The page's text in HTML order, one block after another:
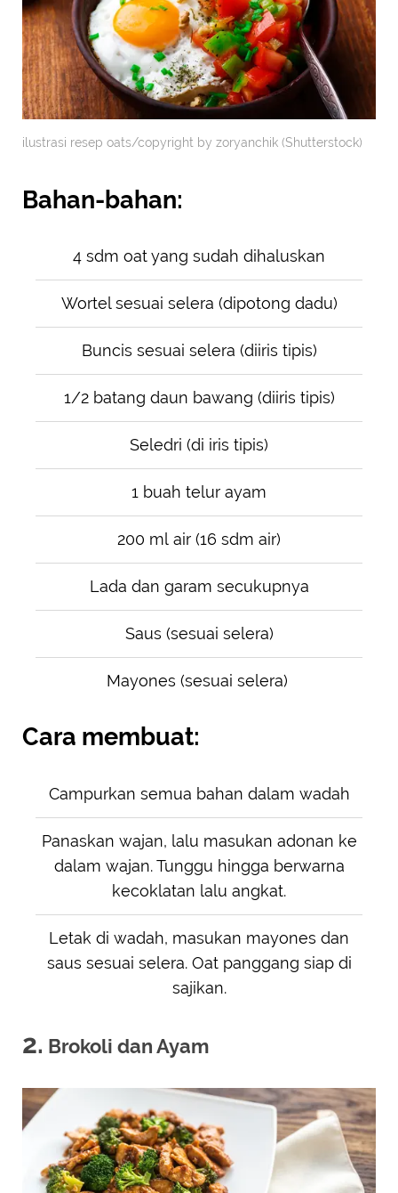
ilustrasi resep oats/copyright by zoryanchik (Shutterstock)
Bahan-bahan:
4 sdm oat yang sudah dihaluskan
Wortel sesuai selera (dipotong dadu)
Buncis sesuai selera (diiris tipis)
1/2 batang daun bawang (diiris tipis)
Seledri (di iris tipis)
1 buah telur ayam
200 ml air (16 sdm air)
Lada dan garam secukupnya
Saus (sesuai selera)
Mayones (sesuai selera)
Cara membuat:
Campurkan semua bahan dalam wadah
Panaskan wajan, lalu masukan adonan ke
dalam wajan. Tunggu hingga berwarna
kecoklatan lalu angkat.
Letak di wadah, masukan mayones dan
saus sesuai selera. Oat panggang siap di
sajikan.
2. Brokoli dan Ayam